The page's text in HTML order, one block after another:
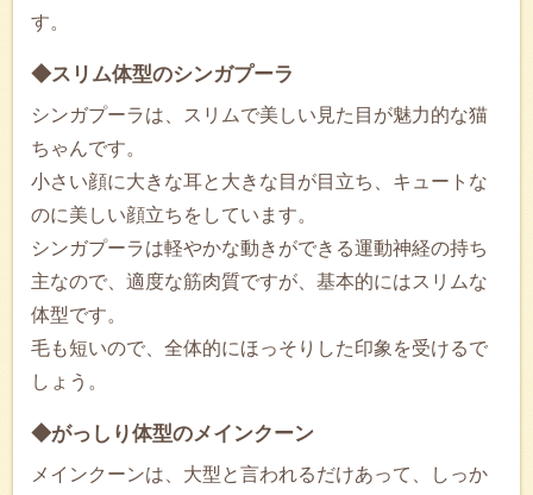
す。
◆スリム体型のシンガプーラ
シンガプーラは、スリムで美しい見た目が魅力的な猫
ちゃんです。
小さい顔に大きな耳と大きな目が目立ち、キュートな
のに美しい顔立ちをしています。
シンガプーラは軽やかな動きができる運動神経の持ち
主なので、適度な筋肉質ですが、基本的にはスリムな
体型です。
毛も短いので、全体的にほっそりした印象を受けるで
しょう。
◆がっしり体型のメインクーン
メインクーンは、大型と言われるだけあって、しっか